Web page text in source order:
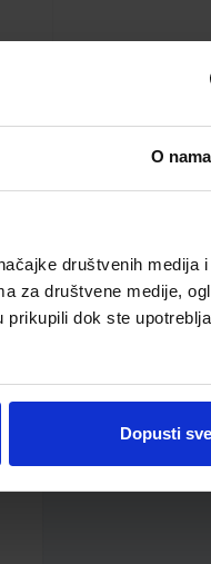
O nama
društvenih medija
za društvene medije,
dok ste
Dopusti sve